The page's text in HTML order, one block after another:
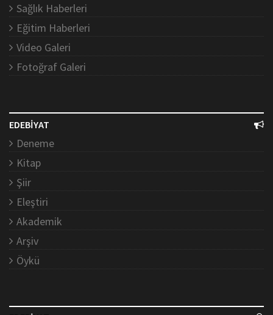
Sağlık Haberleri
Eğitim Haberleri
Video Galeri
Fotoğraf Galeri
EDEBİYAT
Deneme
Kitap
Şiir
Eleştiri
Akademik
Arşiv
Öykü